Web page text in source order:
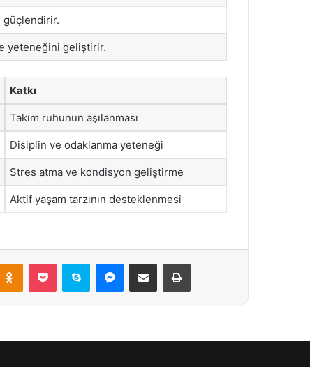
güçlendirir.
yeteneğini geliştirir.
Katkı
Takım ruhunun aşılanması
Disiplin ve odaklanma yeteneği
Stres atma ve kondisyon geliştirme
Aktif yaşam tarzının desteklenmesi
Odnoklassniki
Pocket Skype Messenger
E-Posta ile paylaş Yazdır